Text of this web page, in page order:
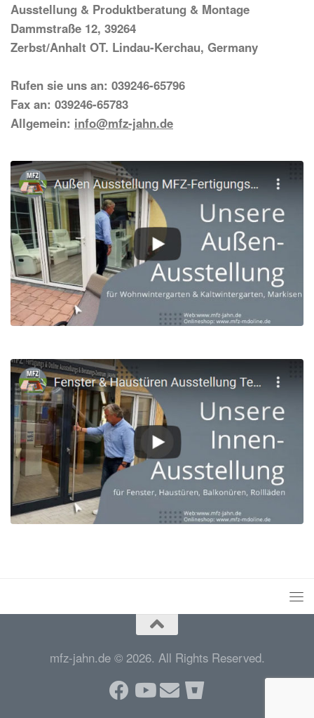
Ausstellung & Produktberatung & Montage
Dammstraße 12, 39264
Zerbst/Anhalt OT. Lindau-Kerchau, Germany
Rufen sie uns an: 039246-65796
Fax an: 039246-65783
Allgemein: info@mfz-jahn.de
mfz-jahn.de © 2026. All Rights Reserved.